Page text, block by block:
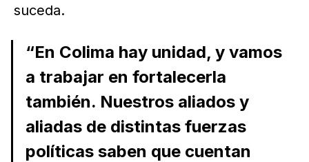
suceda.
“En Colima hay unidad, y vamos
a trabajar en fortalecerla
también. Nuestros aliados y
aliadas de distintas fuerzas
políticas saben que cuentan